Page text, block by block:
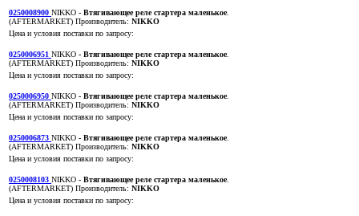
0250008900 NIKKO - Втягивающее реле стартера маленькое.
(AFTERMARKET) Производитель: NIKKO
Цена и условия поставки по запросу:
0250006951 NIKKO - Втягивающее реле стартера маленькое.
(AFTERMARKET) Производитель: NIKKO
Цена и условия поставки по запросу:
0250006950 NIKKO - Втягивающее реле стартера маленькое.
(AFTERMARKET) Производитель: NIKKO
Цена и условия поставки по запросу:
0250006873 NIKKO - Втягивающее реле стартера маленькое.
(AFTERMARKET) Производитель: NIKKO
Цена и условия поставки по запросу:
0250008103 NIKKO - Втягивающее реле стартера маленькое.
(AFTERMARKET) Производитель: NIKKO
Цена и условия поставки по запросу: